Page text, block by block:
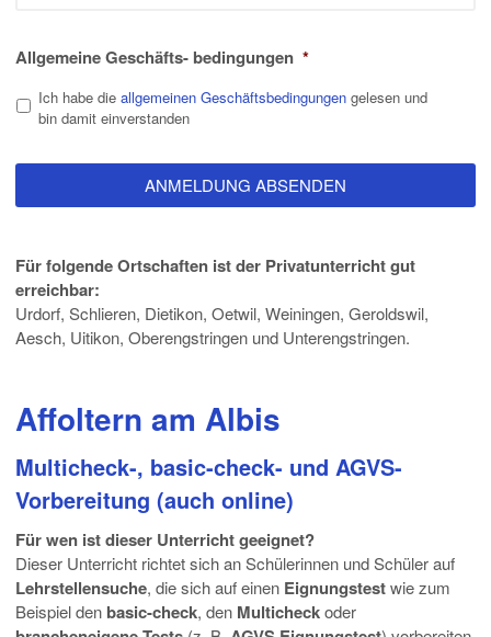
Allgemeine Geschäfts- bedingungen *
Ich habe die allgemeinen Geschäftsbedingungen gelesen und
bin damit einverstanden
Für folgende Ortschaften ist der Privatunterricht gut
erreichbar:
Urdorf, Schlieren, Dietikon, Oetwil, Weiningen, Geroldswil,
Aesch, Uitikon, Oberengstringen und Unterengstringen.
Affoltern am Albis
Multicheck-, basic-check- und AGVS-
Vorbereitung (auch online)
Für wen ist dieser Unterricht geeignet?
Dieser Unterricht richtet sich an Schülerinnen und Schüler auf
Lehrstellensuche, die sich auf einen Eignungstestwie zum
Beispiel den basic-check, den Multicheckoder